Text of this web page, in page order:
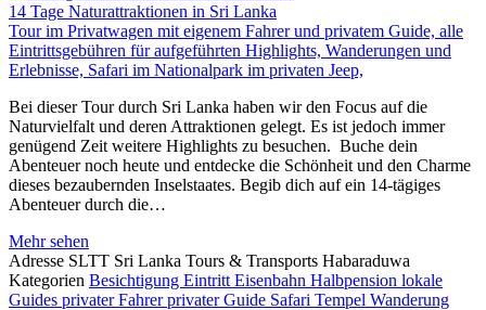
14 Tage Naturattraktionen in Sri Lanka
Tour im Privatwagen mit eigenem Fahrer und privatem Guide, alle
Eintrittsgebühren für aufgeführten Highlights, Wanderungen und
Erlebnisse, Safari im Nationalpark im privaten Jeep,
Bei dieser Tour durch Sri Lanka haben wir den Focus auf die
Naturvielfalt und deren Attraktionen gelegt. Es ist jedoch immer
genügend Zeit weitere Highlights zu besuchen. Buche dein
Abenteuer noch heute und entdecke die Schönheit und den Charme
dieses bezaubernden Inselstaates. Begib dich auf ein 14-tägiges
Abenteuer durch die…
Mehr sehen
Adresse SLTT Sri Lanka Tours & Transports Habaraduwa
Kategorien Besichtigung Eintritt Eisenbahn Halbpension lokale
Guides privater Fahrerprivater Guide Safari Tempel Wanderung